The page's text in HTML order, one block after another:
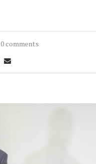
0 comments